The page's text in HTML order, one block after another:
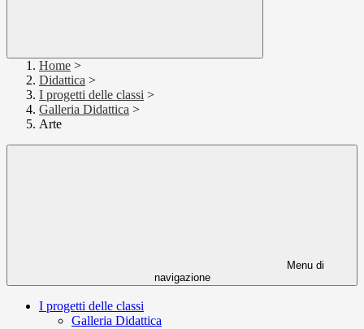
Home >
Didattica >
I progetti delle classi >
Galleria Didattica >
Arte
Menu di
navigazione
I progetti delle classi
Galleria Didattica